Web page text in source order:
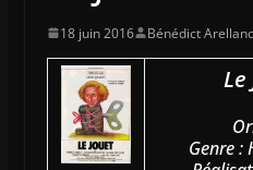
18 juin 2016 Bénédict
Le
Genre :